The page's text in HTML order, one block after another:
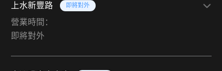
上水新豐路 即將對外
營業時間：
即將對外